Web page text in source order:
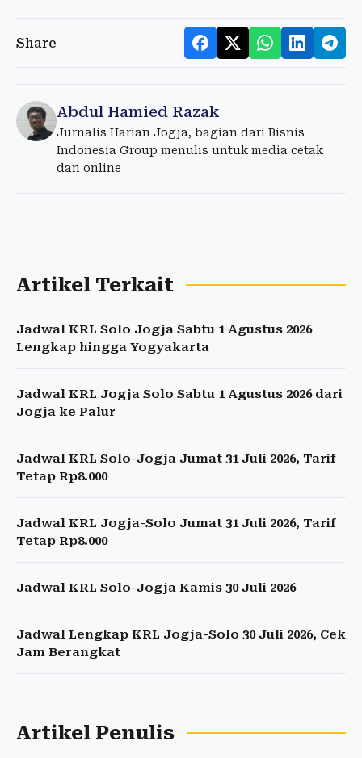
Share
Abdul Hamied Razak
Jurnalis Harian Jogja, bagian dari Bisnis
Indonesia Group menulis untuk media cetak
dan online
Artikel Terkait
Jadwal KRL Solo Jogja Sabtu 1 Agustus 2026
Lengkap hingga Yogyakarta
Jadwal KRL Jogja Solo Sabtu 1 Agustus 2026 dari
Jogja ke Palur
Jadwal KRL Solo-Jogja Jumat 31 Juli 2026, Tarif
Tetap Rp8.000
Jadwal KRL Jogja-Solo Jumat 31 Juli 2026, Tarif
Tetap Rp8.000
Jadwal KRL Solo-Jogja Kamis 30 Juli 2026
Jadwal Lengkap KRL Jogja-Solo 30 Juli 2026, Cek
Jam Berangkat
Artikel Penulis